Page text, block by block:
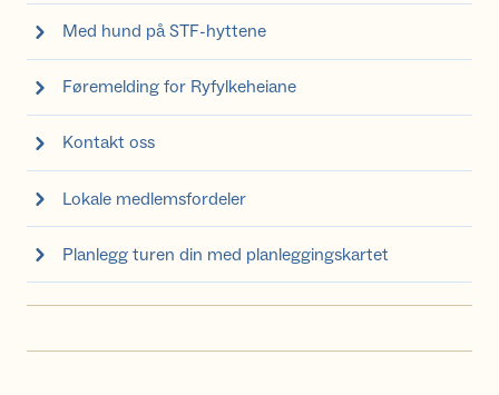
Med hund på STF-hyttene
Føremelding for Ryfylkeheiane
Kontakt oss
Lokale medlemsfordeler
Planlegg turen din med planleggingskartet